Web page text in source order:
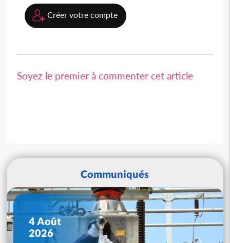
Créer votre compte
Soyez le premier à commenter cet article
Communiqués
4 Août
2026